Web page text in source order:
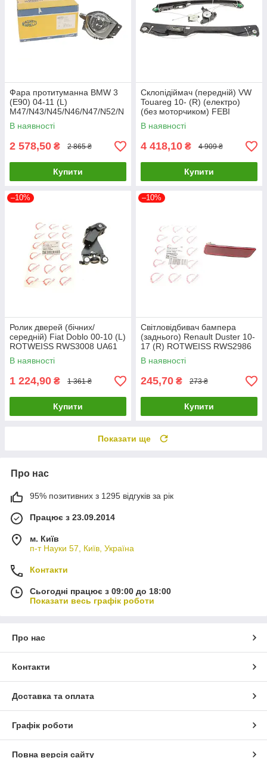
Фара протитуманна BMW 3
(E90) 04-11 (L)
M47/N43/N45/N46/N47/N52/N
53/N54/N57 MAGNETI
MARELLI 719000000138
UA61
В наявності
2 578,50 ₴ 2 865 ₴
Купити
Склопідіймач (передній) VW
Touareg 10- (R) (електро)
(без моторчиком) FEBI
BILSTEIN 176901 UA61
В наявності
4 418,10 ₴ 4 909 ₴
Купити
–10%
Ролик дверей (бічних/
середній) Fiat Doblo 00-10 (L)
ROTWEISS RWS3008 UA61
В наявності
1 224,90 ₴ 1 361 ₴
Купити
–10%
Світловідбивач бампера
(заднього) Renault Duster 10-
17 (R) ROTWEISS RWS2986
UA61
В наявності
245,70 ₴ 273 ₴
Купити
Показати ще
Про нас
95% позитивних з 1295 відгуків за рік
Працює з 23.09.2014
м. Київ
п-т Науки 57, Київ, Україна
Контакти
Сьогодні працює з 09:00 до 18:00
Показати весь графік роботи
Про нас
Контакти
Доставка та оплата
Графік роботи
Повна версія сайту